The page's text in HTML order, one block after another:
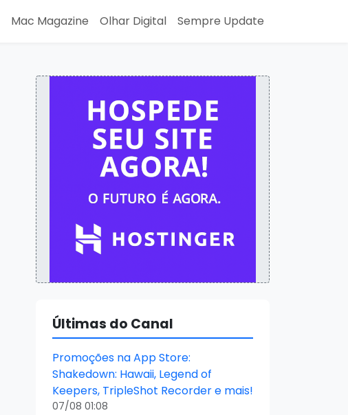
Mac Magazine Olhar Digital Sempre Update
Últimas do Canal
Promoções na App Store:
Shakedown: Hawaii, Legend of
Keepers, TripleShot Recorder e mais!
07/08 01:08